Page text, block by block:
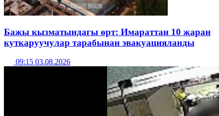
Бажы кызматындагы өрт: Имараттан 10 жаран
куткаруучулар тарабынан эвакуацияланды
09:15 03.08.2026